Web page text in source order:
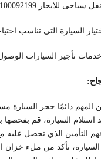
للايجار 01100092199.
السيارة التي تناسب
تأجير السيارات
المهم دائمًا حجز السيارة
استلام السيارة، قم
التأمين الذي تحصل عليه
السيارة، تأكد من ملء خزان